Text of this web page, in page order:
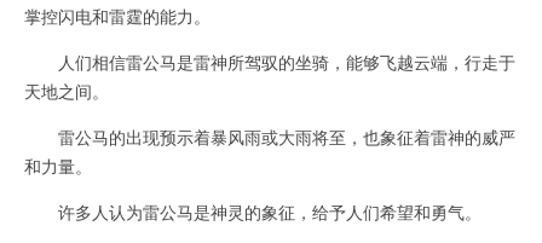
掌控闪电和雷霆的能力。
人们相信雷公马是雷神所驾驭的坐骑，能够飞越云端，行走于
天地之间。
雷公马的出现预示着暴风雨或大雨将至，也象征着雷神的威严
和力量。
许多人认为雷公马是神灵的象征，给予人们希望和勇气。